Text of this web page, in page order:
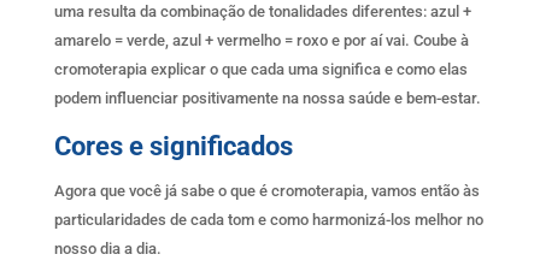
uma resulta da combinação de tonalidades diferentes: azul +
amarelo = verde, azul + vermelho = roxo e por aí vai. Coube à
cromoterapia explicar o que cada uma significa e como elas
podem influenciar positivamente na nossa saúde e bem-estar.
Cores e significados
Agora que você já sabe o que é cromoterapia, vamos então às
particularidades de cada tom e como harmonizá-los melhor no
nosso dia a dia.